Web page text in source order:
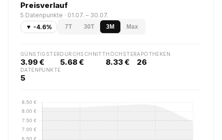
Preisverlauf
5 Datenpunkte · 01.07. – 30.07.
▼ -4.6%
7T 30T 3M Max
GÜNSTIGSTER
3.99 €
DURCHSCHNITT
5.68 €
HÖCHSTER
8.33 €
APOTHEKEN
26
DATENPUNKTE
5